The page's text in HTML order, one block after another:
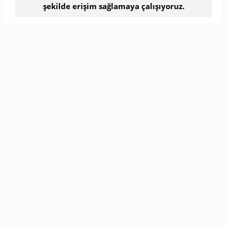
şekilde erişim sağlamaya çalışıyoruz.